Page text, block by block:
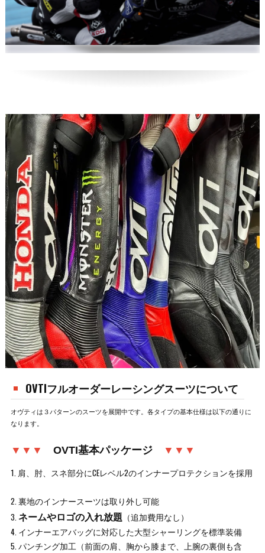
OVTIフルオーダーレーシングスーツについて
オヴティは３パターンのスーツを展開中です。各タイプの基本仕様は以下の通りに
なります。
▼▼▼ OVTI基本パッケージ
▼▼▼
1. 肩、肘、スネ部分にCEレベル2のインナープロテクションを採用
2. 裏地のインナースーツは取り外し可能
3.ネームやロゴの入れ放題 （追加費用なし）
4. インナーエアバッグに対応した大型シャーリングを標準装備
5. パンチング加工（前面の肩、胸から膝まで、上腕の裏側も含